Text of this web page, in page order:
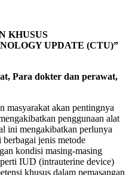
KHUSUS
UPDATE (CTU)”
Para dokter dan perawat,
masyarakat akan pentingnya
penggunaan alat
ini mengakibatkan perlunya
jenis metode
kondisi masing-masing
IUD (intrauterine device)
khusus dalam pemasangan